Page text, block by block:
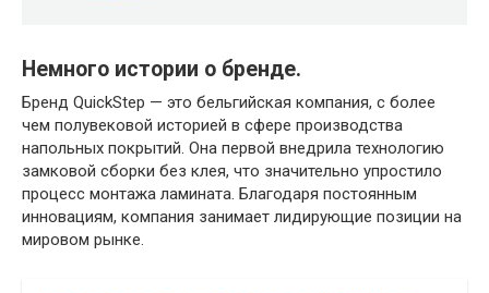
Немного истории о бренде.
Бренд QuickStep — это бельгийская компания, с более
чем полувековой историей в сфере производства
напольных покрытий. Она первой внедрила технологию
замковой сборки без клея, что значительно упростило
процесс монтажа ламината. Благодаря постоянным
инновациям, компания занимает лидирующие позиции на
мировом рынке.